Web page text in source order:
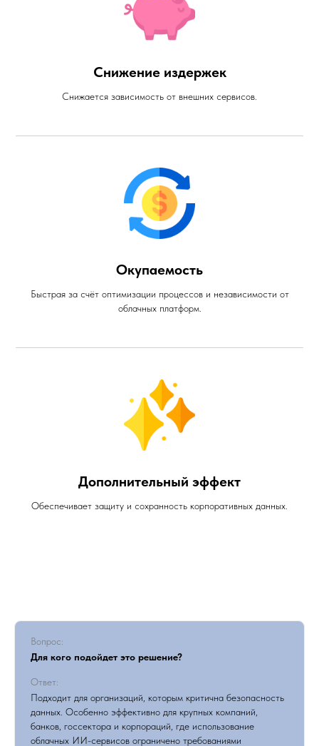
Снижение издержек
Снижается зависимость от внешних сервисов.
Окупаемость
Быстрая за счёт оптимизации процессов и независимости от
облачных платформ.
Дополнительный эффект
Обеспечивает защиту и сохранность корпоративных данных.
Вопрос:
Для кого подойдет это решение?
Ответ:
Подходит для организаций, которым критична безопасность
данных. Особенно эффективно для крупных компаний,
банков, госсектора и корпораций, где использование
облачных ИИ-сервисов ограничено требованиями